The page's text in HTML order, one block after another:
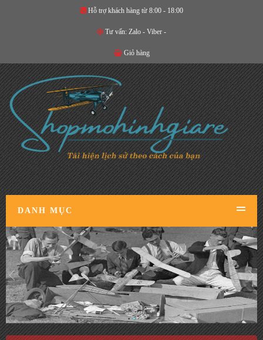
Hỗ trợ khách hàng từ 8:00 - 18:00
Tư vấn: Zalo - Viber -
Giỏ hàng
DANH MỤC